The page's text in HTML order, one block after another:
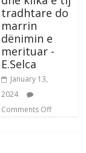
tradhtare do
marrin
dënimin e
merituar -
E.Selca
January 13,
2024
Comments Off